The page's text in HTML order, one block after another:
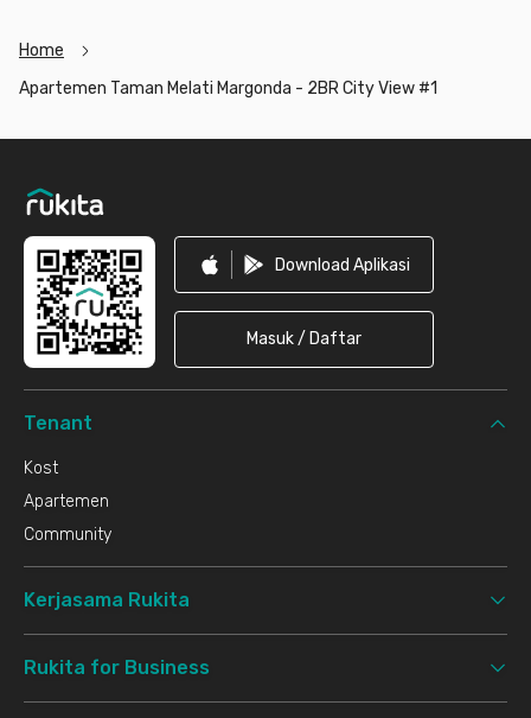
Home
Apartemen Taman Melati Margonda - 2BR City View #1
Download Aplikasi
Masuk / Daftar
Tenant
Kost
Apartemen
Community
Kerjasama Rukita
Rukita for Business